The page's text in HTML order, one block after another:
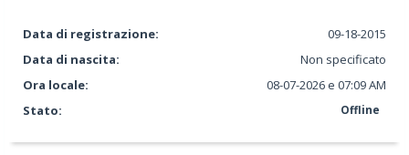
Data di registrazione:
09-18-2015
Data di nascita:
Non specificato
Ora locale:
08-07-2026 e 07:09 AM
Stato:
Offline